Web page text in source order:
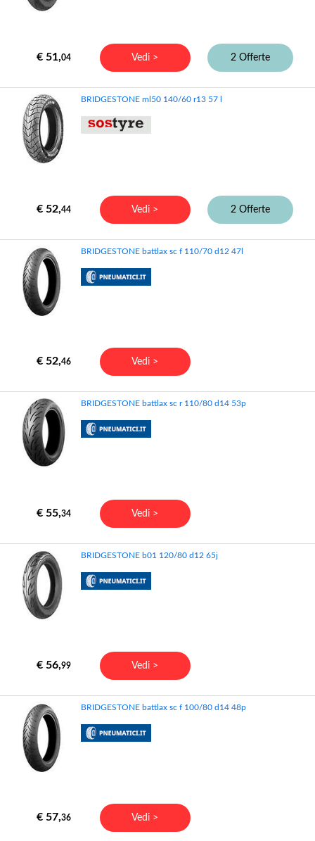
€ 51,04 Vedi > 2 Offerte
BRIDGESTONE ml50 140/60 r13 57 l
€ 52,44 Vedi > 2 Offerte
BRIDGESTONE battlax sc f 110/70 d12 47l
€ 52,46 Vedi >
BRIDGESTONE battlax sc r 110/80 d14 53p
€ 55,34 Vedi >
BRIDGESTONE b01 120/80 d12 65j
€ 56,99 Vedi >
BRIDGESTONE battlax sc f 100/80 d14 48p
€ 57,36 Vedi >